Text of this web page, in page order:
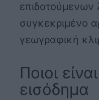
επιδοτούμενων
συγκεκριμένο
γεωγραφική
Ποιοι
εισόδημα